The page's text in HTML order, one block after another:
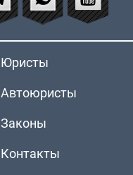
Юристы
Автоюристы
Законы
Контакты